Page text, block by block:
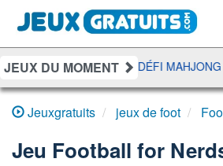
JEUX DU MOMENT
UNO DISCO DÉFI MAHJONG
Jeuxgratuits jeux de foot
Jeu Football for